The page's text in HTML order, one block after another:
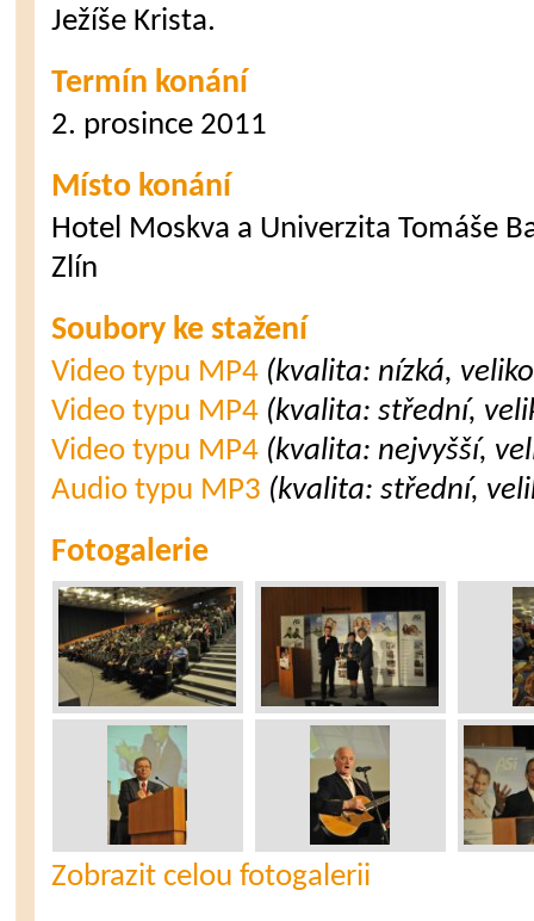
Ježíše Krista.
Termín konání
2. prosince 2011
Místo konání
Hotel Moskva a Univerzita Tomáše
Zlín
Soubory ke stažení
Video typu MP4 (kvalita: nízká,
Video typu MP4 (kvalita: střední,
Video typu MP4 (kvalita: nejvyšší,
Audio typu MP3 (kvalita: střední,
Fotogalerie
Zobrazit celou fotogalerii